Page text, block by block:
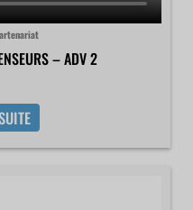
– ADV 2